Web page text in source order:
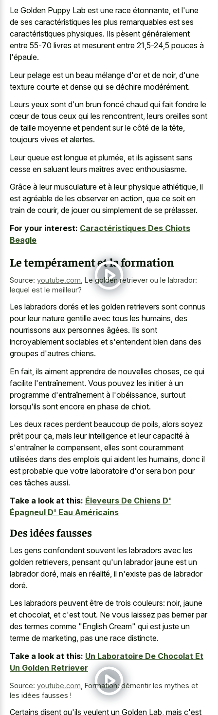
Le Golden Puppy Lab est une race étonnante, et l'une
de ses caractéristiques les plus remarquables est ses
caractéristiques physiques. Ils pèsent généralement
entre 55-70 livres et mesurent entre 21,5-24,5 pouces à
l'épaule.
Leur pelage est un beau mélange d'or et de noir, d'une
texture courte et dense qui se déchire modérément.
Leurs yeux sont d'un brun foncé chaud qui fait fondre le
cœur de tous ceux qui les rencontrent, leurs oreilles sont
de taille moyenne et pendent sur le côté de la tête,
toujours vives et alertes.
Leur queue est longue et plumée, et ils agissent sans
cesse en saluant leurs maîtres avec enthousiasme.
Grâce à leur musculature et à leur physique athlétique, il
est agréable de les observer en action, que ce soit en
train de courir, de jouer ou simplement de se prélasser.
For your interest: Caractéristiques Des Chiots
Beagle
Le tempérament et la formation
Source: youtube.com Le golden retriever ou le labrador:
lequel est le meilleur?
Les labradors dorés et les golden retrievers sont connus
pour leur nature gentille avec tous les humains, des
nourrissons aux personnes âgées. Ils sont
incroyablement sociables et s'entendent bien dans des
groupes d'autres chiens.
En fait, ils aiment apprendre de nouvelles choses , ce qui
facilite l'entraînement. Vous pouvez les initier à un
programme d'entraînement à l'obéissance, surtout
lorsqu'ils sont encore en phase de chiot.
Les deux races perdent beaucoup de poils, alors soyez
prêt pour ça, mais leur intelligence et leur capacité à
s'entraîner le compensent, elles sont couramment
utilisées dans des emplois qui aident les humains, donc il
est probable que votre laboratoire d'or sera bon pour
ces tâches aussi.
Take a look at this: Éleveurs De Chiens D'
Épagneul D' Eau Américains
Des idées fausses
Les gens confondent souvent les labradors avec les
golden retrievers, pensant qu'un labrador jaune est un
labrador doré, mais en réalité, il n'existe pas de labrador
doré.
Les labradors peuvent être de trois couleurs: noir, jaune
et chocolat, et c'est tout. Ne vous laissez pas berner par
des termes comme "English Cream" qui est juste un
terme de marketing, pas une race distincte.
Take a look at this: Un Laboratoire De Chocolat Et
Un Golden Retriever
Source: youtube.com Formation: démentir les mythes et
les idées fausses !
Certains disent qu'ils veulent un Golden Lab, mais c'est